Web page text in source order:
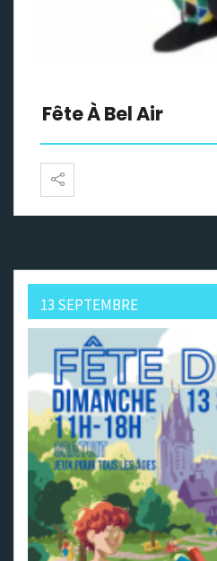
Fête À Bel Air
13 SEPTEMBRE